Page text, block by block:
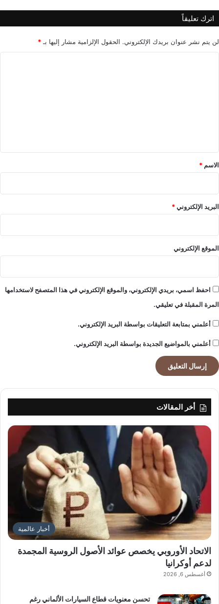
د
ا
م
اترك تعليقاً
لن يتم نشر عنوان بريدك الإلكتروني. الحقول الإلزامية مشار إليها بـ *
*
الاسم *
البريد الإلكتروني*
الموقع الإلكتروني
احفظ اسمي، بريدي الإلكتروني، والموقع الإلكتروني في هذا المتصفح لاستخدامها
المرة المقبلة في تعليقي.
أعلمني بمتابعة التعليقات بواسطة البريد الإلكتروني.
أعلمني بالمواضيع الجديدة بواسطة البريد الإلكتروني.
أخر المقالات
أخبار عالمية
الاتحاد الأوروبي يخصص عوائد الأصول الروسية المجمدة
لدعم أوكرانيا
أغسطس 6, 2026
تحسن معنويات قطاع السيارات الألماني رغم